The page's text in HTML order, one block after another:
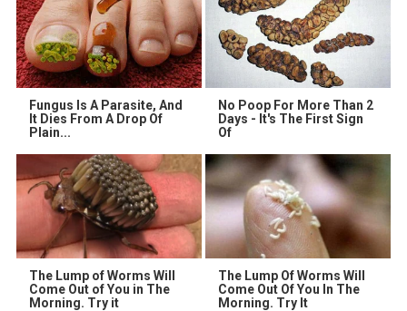
Fungus Is A Parasite, And
It Dies From A Drop Of
Plain...
No Poop For More Than 2
Days - It's The First Sign
Of
The Lump of Worms Will
Come Out of You in The
Morning. Try it
The Lump Of Worms Will
Come Out Of You In The
Morning. Try It